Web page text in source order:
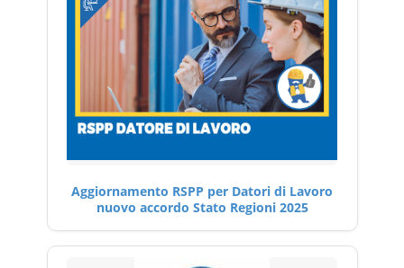
Aggiornamento RSPP per Datori di Lavoro
nuovo accordo Stato Regioni 2025